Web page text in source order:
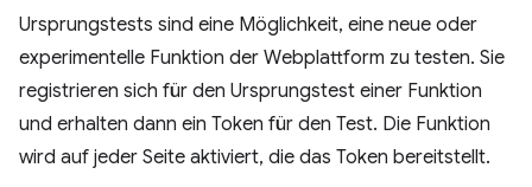
Ursprungstests sind eine Möglichkeit, eine neue oder
experimentelle Funktion der Webplattform zu testen. Sie
registrieren sich für den Ursprungstest einer Funktion
und erhalten dann ein Token für den Test. Die Funktion
wird auf jeder Seite aktiviert, die das Token bereitstellt.